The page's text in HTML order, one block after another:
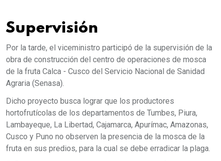
Supervisión
Por la tarde, el viceministro participó de la supervisión de la
obra de construcción del centro de operaciones de mosca
de la fruta Calca - Cusco del Servicio Nacional de Sanidad
Agraria (Senasa).
Dicho proyecto busca lograr que los productores
hortofrutícolas de los departamentos de Tumbes, Piura,
Lambayeque, La Libertad, Cajamarca, Apurímac, Amazonas,
Cusco y Puno no observen la presencia de la mosca de la
fruta en sus predios, para la cual se debe erradicar la plaga.